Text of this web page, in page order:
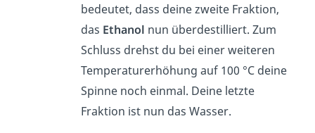
bedeutet, dass deine zweite Fraktion,
das Ethanol nun überdestilliert. Zum
Schluss drehst du bei einer weiteren
Temperaturerhöhung auf 100 °C deine
Spinne noch einmal. Deine letzte
Fraktion ist nun das Wasser.